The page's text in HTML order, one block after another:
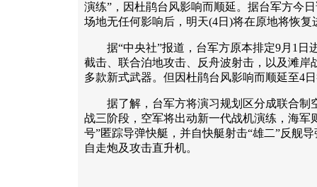
演练”，因杜鹃台风影响而顺延。据台军方今
场地无任何影响后，明天(4日)将在原地将恢
据“中央社”报道，台军方原本排定9月1日
截击、联合泊地攻击、反舟波射击，以及滩岸
多款新式武器。但因杜鹃台风影响而顺延至4
据了解，台军方将演习规划区分成联合制
战三阶段，空军将出动新一代战机演练，海军
号”匿踪导弹快艇，并自快艇射击“雄二”反舰
自走炮及攻击直升机。